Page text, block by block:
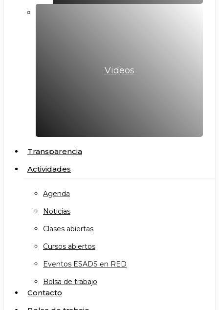
Videos
Transparencia
Actividades
Agenda
Noticias
Clases abiertas
Cursos abiertos
Eventos ESADS en RED
Bolsa de trabajo
Contacto